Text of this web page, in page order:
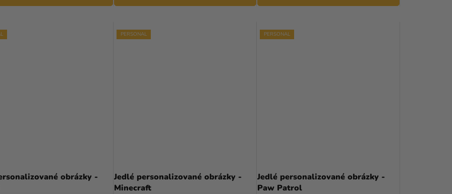
obrázky -
PERSONAL
Jedlé personalizované obrázky -
Minecraft
PERSONAL
Jedlé personalizované obrázky -
Paw Patrol